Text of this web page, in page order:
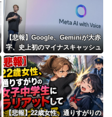
【悲報】Google、Geminiが大赤
字、史上初のマイナスキャッシュ
フローに陥る・・・
【悲報】22歳女性、通りすがりの